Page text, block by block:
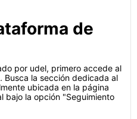
de
por udel, primero accede al
Busca la sección dedicada al
ubicada en la página
bajo la opción "Seguimiento